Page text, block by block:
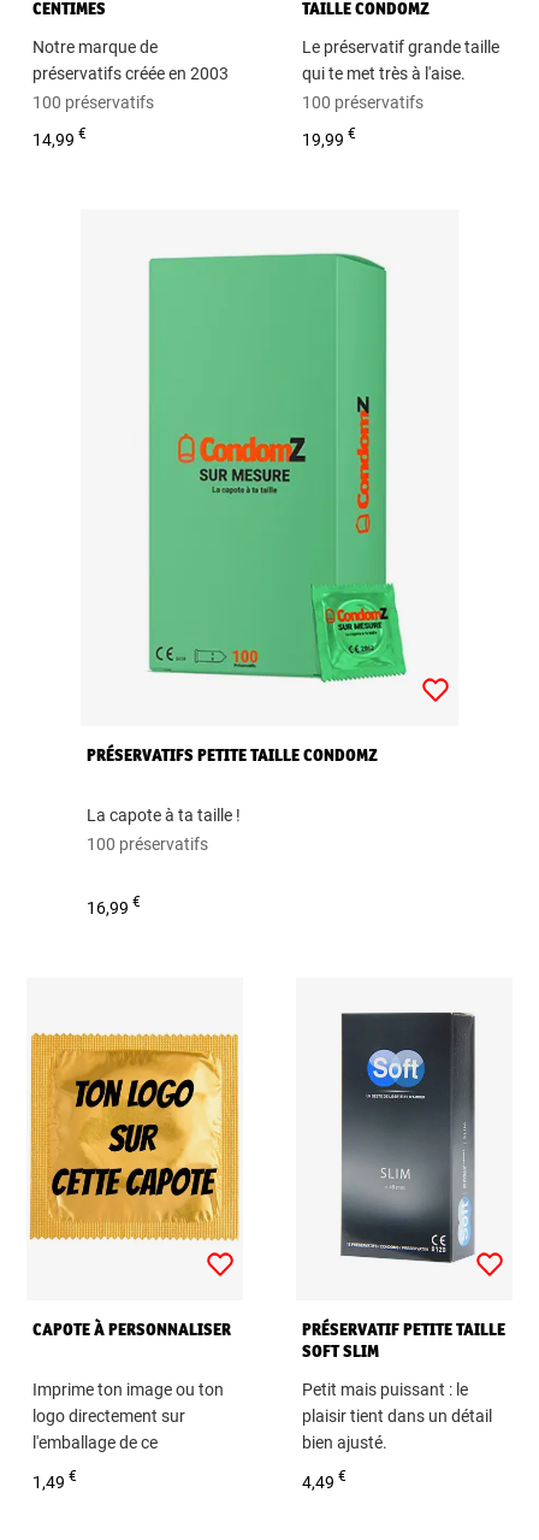
CENTIMES
Notre marque de
préservatifs créée en 2003
100 préservatifs
14,99€
TAILLE CONDOMZ
Le préservatif grande taille
qui te met très à l'aise.
100 préservatifs
19,99€
PRÉSERVATIFS PETITE TAILLE CONDOMZ
La capote à ta taille !
100 préservatifs
16,99€
CAPOTE À PERSONNALISER
Imprime ton image ou ton
logo directement sur
l'emballage de ce
préservatif !
1,49€
PRÉSERVATIF PETITE TAILLE
SOFT SLIM
Petit mais puissant : le
plaisir tient dans un détail
bien ajusté.
Boite de 12 préservatifs
4,49€